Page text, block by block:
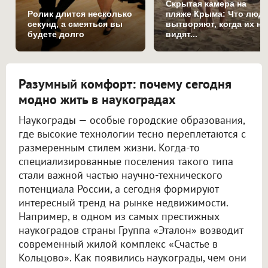
Ролик длится несколько
секунд, а смеяться вы
будете долго
Скрытая камера на
пляже Крыма: Что
вытворяют, когда их не
видят...
Разумный комфорт: почему сегодня
модно жить в наукоградах
Наукограды — особые городские образования,
где высокие технологии тесно переплетаются с
размеренным стилем жизни. Когда-то
специализированные поселения такого типа
стали важной частью научно-технического
потенциала России, а сегодня формируют
интересный тренд на рынке недвижимости.
Например, в одном из самых престижных
наукоградов страны Группа «Эталон» возводит
современный жилой комплекс «Счастье в
Кольцово». Как появились наукограды, чем они